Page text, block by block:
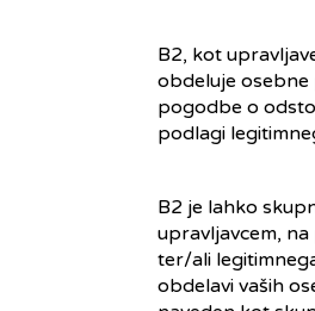
B2, kot
obdeluje
pogodbe o
podlagi
B2 je lahko
upravljavcem,
ter/ali
obdelavi vaših